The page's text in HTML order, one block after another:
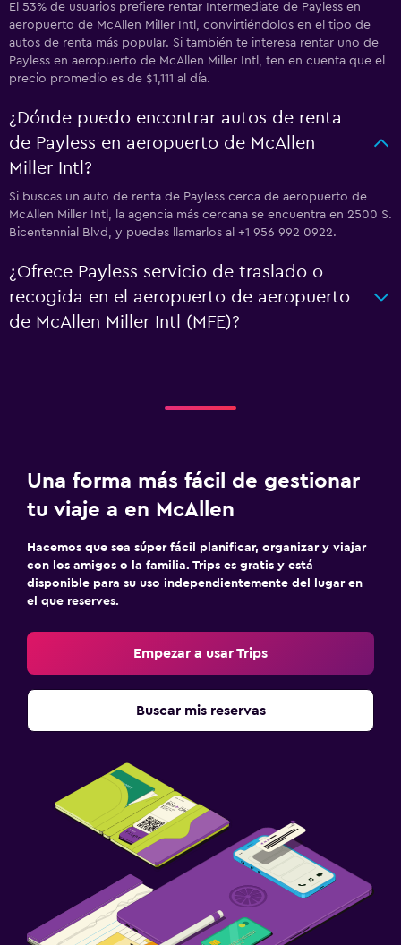
El 53% de usuarios prefiere rentar Intermediate de Payless en
aeropuerto de McAllen Miller Intl, convirtiéndolos en el tipo de
autos de renta más popular. Si también te interesa rentar uno de
Payless en aeropuerto de McAllen Miller Intl, ten en cuenta que el
precio promedio es de $1,111 al día.
¿Dónde puedo encontrar autos de renta
de Payless en aeropuerto de McAllen
Miller Intl?
Si buscas un auto de renta de Payless cerca de aeropuerto de
McAllen Miller Intl, la agencia más cercana se encuentra en 2500 S.
Bicentennial Blvd, y puedes llamarlos al +1 956 992 0922.
¿Ofrece Payless servicio de traslado o
recogida en el aeropuerto de aeropuerto
de McAllen Miller Intl (MFE)?
Una forma más fácil de gestionar
tu viaje a en McAllen
Hacemos que sea súper fácil planificar, organizar y viajar
con los amigos o la familia. Trips es gratis y está
disponible para su uso independientemente del lugar en
el que reserves.
Empezar a usar Trips
Buscar mis reservas